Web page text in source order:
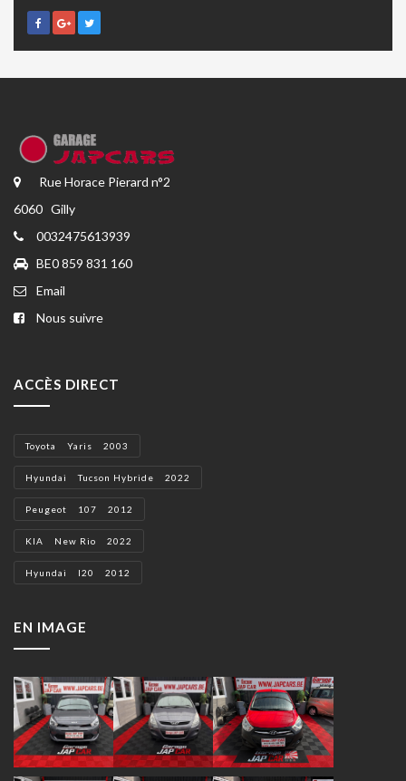
Rue Horace Pierard n°2
6060 Gilly
0032475613939
BE0 859 831 160
Email
Nous suivre
ACCÈS DIRECT
Toyota Yaris 2003
Hyundai Tucson Hybride 2022
Peugeot 107 2012
KIA New Rio 2022
Hyundai I20 2012
EN IMAGE